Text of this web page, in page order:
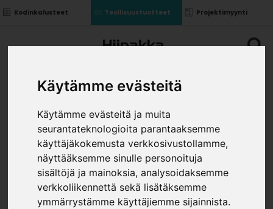
Käytämme evästeitä
Käytämme evästeitä ja muita
seurantateknologioita parantaaksemme
käyttäjäkokemusta verkkosivustollamme,
näyttääksemme sinulle personoituja
sisältöjä ja mainoksia, analysoidaksemme
verkkoliikennettä sekä lisätäksemme
ymmärrystämme käyttäjiemme sijainnista.
Kodinkalusteet Teollisuustuotteet Projektimyynti
CARE ULTRA TOP 20,
SÄVYTYSPOHJA A 3,8L
Teollisuustuotteet»Pintakäsittely»Maalit»Care
Ultra Top 20, sävytyspohja A 3,8L
KOKO